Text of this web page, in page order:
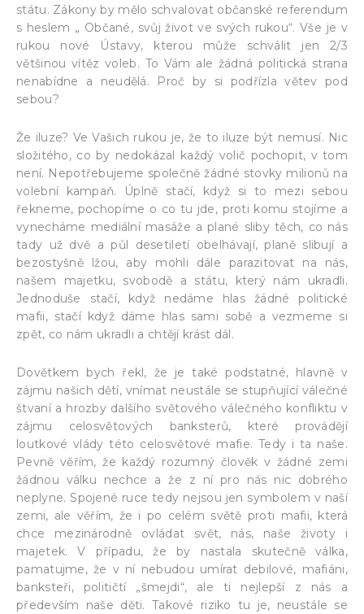
státu. Zákony by mělo schvalovat občanské referendum
s heslem „ Občané, svůj život ve svých rukou“. Vše je v
rukou nové Ústavy, kterou může schválit jen 2/3
většinou vítěz voleb. To Vám ale žádná politická strana
nenabídne a neudělá. Proč by si podřízla větev pod
sebou?
Že iluze? Ve Vašich rukou je, že to iluze být nemusí. Nic
složitého, co by nedokázal každý volič pochopit, v tom
není. Nepotřebujeme společně žádné stovky milionů na
volební kampaň. Úplně stačí, když si to mezi sebou
řekneme, pochopíme o co tu jde, proti komu stojíme a
vynecháme mediální masáže a plané sliby těch, co nás
tady už dvě a půl desetiletí obelhávají, planě slibují a
bezostyšně lžou, aby mohli dále parazitovat na nás,
našem majetku, svobodě a státu, který nám ukradli.
Jednoduše stačí, když nedáme hlas žádné politické
mafii, stačí když dáme hlas sami sobě a vezmeme si
zpět, co nám ukradli a chtějí krást dál.
Dovětkem bych řekl, že je také podstatné, hlavně v
zájmu našich dětí, vnímat neustále se stupňující válečné
štvaní a hrozby dalšího světového válečného konfliktu v
zájmu celosvětových banksterů, které provádějí
loutkové vlády této celosvětové mafie. Tedy i ta naše.
Pevně věřím, že každý rozumný člověk v žádné zemi
žádnou válku nechce a že z ní pro nás nic dobrého
neplyne. Spojené ruce tedy nejsou jen symbolem v naší
zemi, ale věřím, že i po celém světě proti mafii, která
chce mezinárodně ovládat svět, nás, naše životy i
majetek. V případu, že by nastala skutečně válka,
pamatujme, že v ní nebudou umírat debilové, mafiáni,
banksteři, političtí „šmejdi“, ale ti nejlepší z nás a
především naše děti. Takové riziko tu je, neustále se